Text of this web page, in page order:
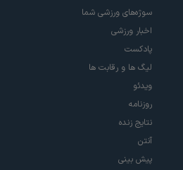
سوژه‌های ورزشی شما
اخبار ورزشی
پادکست
لیگ ها و رقابت ها
ویدئو
روزنامه
نتایج زنده
آنتن
پیش بینی